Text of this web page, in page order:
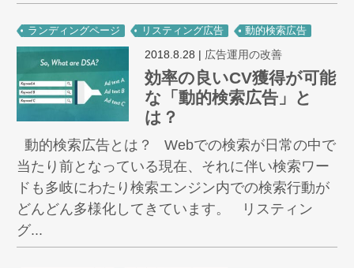
ランディングページ リスティング広告 動的検索広告
2018.8.28 | 広告運用の改善
効率の良いCV獲得が可能
な「動的検索広告」と
は？
動的検索広告とは？ Webでの検索が日常の中で
当たり前となっている現在、それに伴い検索ワー
ドも多岐にわたり検索エンジン内での検索行動が
どんどん多様化してきています。 リスティン
グ...